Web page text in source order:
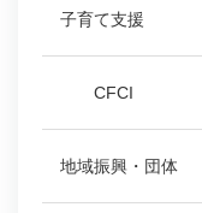
子育て支援
CFCI
地域振興・団体